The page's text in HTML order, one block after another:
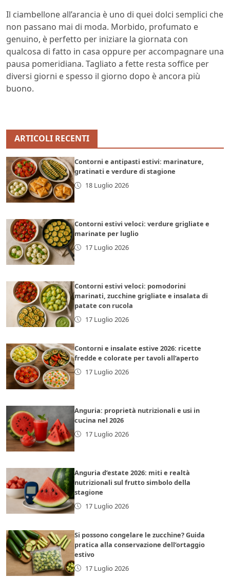
Il ciambellone all’arancia è uno di quei dolci semplici che
non passano mai di moda. Morbido, profumato e
genuino, è perfetto per iniziare la giornata con
qualcosa di fatto in casa oppure per accompagnare una
pausa pomeridiana. Tagliato a fette resta soffice per
diversi giorni e spesso il giorno dopo è ancora più
buono.
ARTICOLI RECENTI
Contorni e antipasti estivi: marinature,
gratinati e verdure di stagione
18 Luglio 2026
Contorni estivi veloci: verdure grigliate e
marinate per luglio
17 Luglio 2026
Contorni estivi veloci: pomodorini
marinati, zucchine grigliate e insalata di
patate con rucola
17 Luglio 2026
Contorni e insalate estive 2026: ricette
fredde e colorate per tavoli all’aperto
17 Luglio 2026
Anguria: proprietà nutrizionali e usi in
cucina nel 2026
17 Luglio 2026
Anguria d’estate 2026: miti e realtà
nutrizionali sul frutto simbolo della
stagione
17 Luglio 2026
Si possono congelare le zucchine? Guida
pratica alla conservazione dell’ortaggio
estivo
17 Luglio 2026